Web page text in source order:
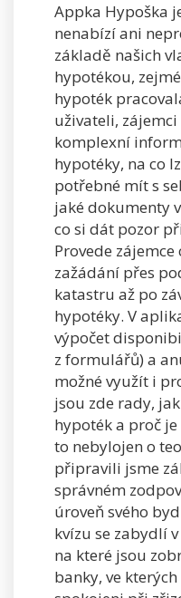
Appka Hypoška
nenabízí ani
základě našich
hypotékou,
hypoték
uživateli,
komplexní
hypotéky, na co
potřebné mít s
jaké dokumenty
co si dát pozor
Provede
zažádání přes
katastru až po
hypotéky. V
výpočet
z formulářů) a
možné využít i
jsou zde rady,
hypoték a proč
to nebylojen o
připravili jsme
správném
úroveň svého
kvízu se zabydlí
na které jsou
banky, ve